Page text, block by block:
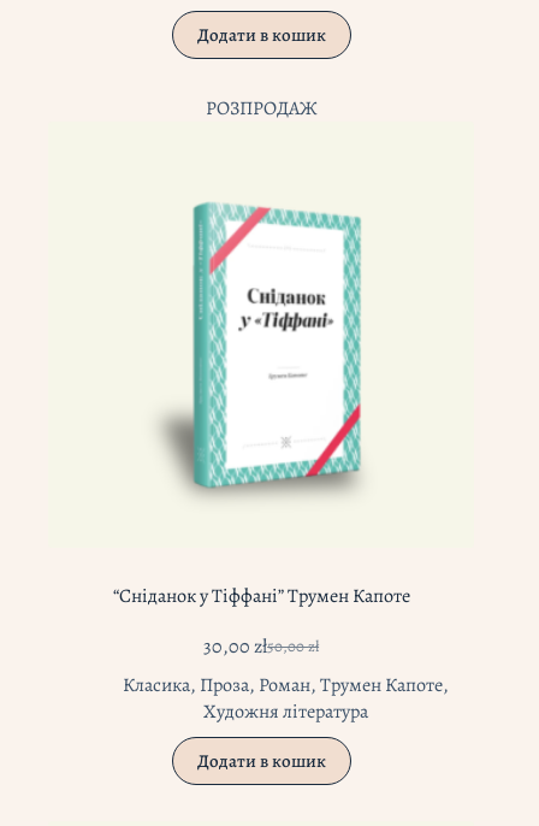
Додати в кошик
РОЗПРОДАЖ
“Сніданок у Тіффані” Трумен Капоте
50,00zł
Оригінальна
ціна:
50,00 zł.
30,00złПоточна
ціна:
30,00 zł.
Класика, Проза, Роман,Трумен Капоте,
Художня література
Додати в кошик